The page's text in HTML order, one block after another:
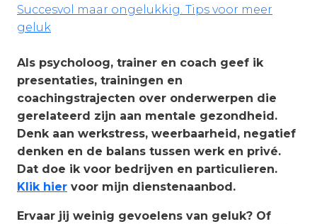
Succesvol maar ongelukkig. Tips voor meer
geluk
Als psycholoog, trainer en coach geef ik
presentaties, trainingen en
coachingstrajecten over onderwerpen die
gerelateerd zijn aan mentale gezondheid.
Denk aan werkstress, weerbaarheid, negatief
denken en de balans tussen werk en privé.
Dat doe ik voor bedrijven en particulieren.
Klik hier voor mijn dienstenaanbod.
Ervaar jij weinig gevoelens van geluk? Of